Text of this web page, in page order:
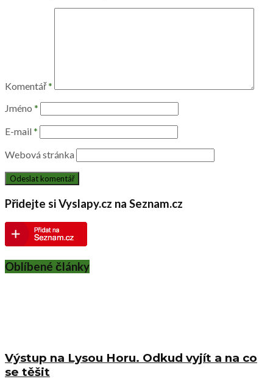
Komentář*
Jméno *
E-mail *
Webová stránka
Přidejte si Vyslapy.cz na Seznam.cz
Oblíbené články
Výstup na Lysou Horu. Odkud vyjít a na co
se těšit